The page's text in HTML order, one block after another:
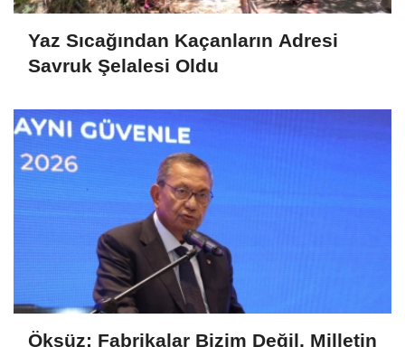
Yaz Sıcağından Kaçanların Adresi
Savruk Şelalesi Oldu
Öksüz: Fabrikalar Bizim Değil, Milletin